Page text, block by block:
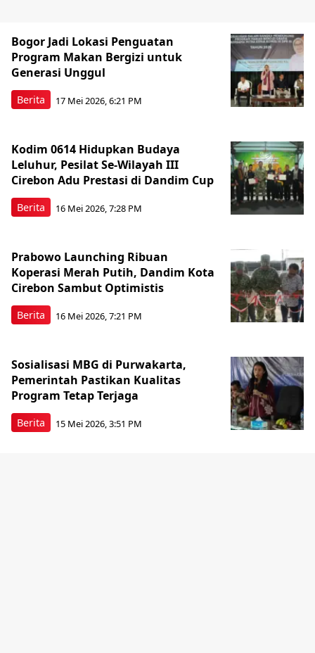
Berita
Bogor Jadi Lokasi Penguatan
Program Makan Bergizi untuk
Generasi Unggul
17 Mei 2026, 6:21 PM
Berita
Kodim 0614 Hidupkan Budaya
Leluhur, Pesilat Se-Wilayah III
Cirebon Adu Prestasi di Dandim Cup
16 Mei 2026, 7:28 PM
Berita
Prabowo Launching Ribuan
Koperasi Merah Putih, Dandim Kota
Cirebon Sambut Optimistis
16 Mei 2026, 7:21 PM
Berita
Sosialisasi MBG di Purwakarta,
Pemerintah Pastikan Kualitas
Program Tetap Terjaga
15 Mei 2026, 3:51 PM